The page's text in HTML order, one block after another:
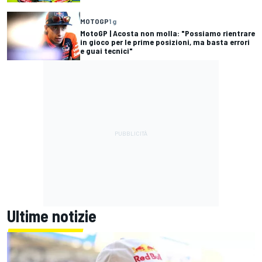
MOTOGP1 g
MotoGP | Acosta non molla: "Possiamo rientrare
in gioco per le prime posizioni, ma basta errori
e guai tecnici"
Ultime notizie